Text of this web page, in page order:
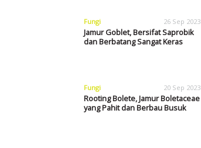
Fungi 26 Sep 2023
Jamur Goblet, Bersifat Saprobik
dan Berbatang Sangat Keras
Fungi 20 Sep 2023
Rooting Bolete, Jamur Boletaceae
yang Pahit dan Berbau Busuk